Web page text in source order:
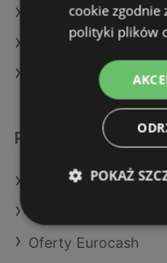
Aktualne gazetki
Aktualne gazetki
Aktualne gazetki
Podobne sklepy
Oferty Kaufland
Oferty Eurocash
cookie zgodnie
polityki plików
POKAŻ